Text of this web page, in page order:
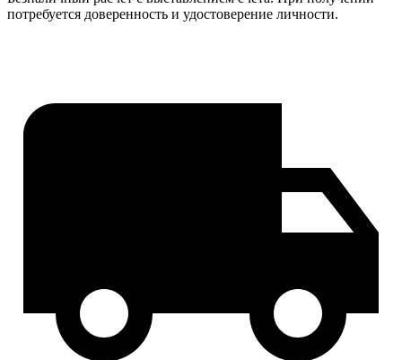
потребуется доверенность и удостоверение личности.